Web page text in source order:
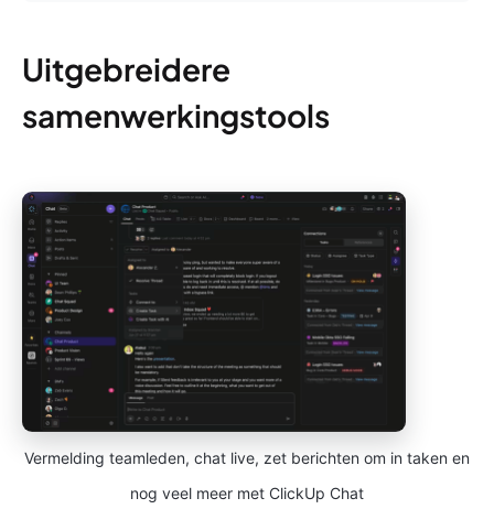
Uitgebreidere
samenwerkingstools
Vermelding teamleden, chat live, zet berichten om in taken en
nog veel meer met ClickUp Chat